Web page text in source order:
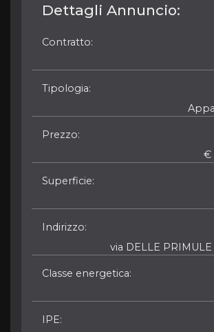
Dettagli Annuncio:
Contratto
Tipologia
Prezzo
€
Superficie
Indirizzo
via DELLE
Classe energetica
IPE